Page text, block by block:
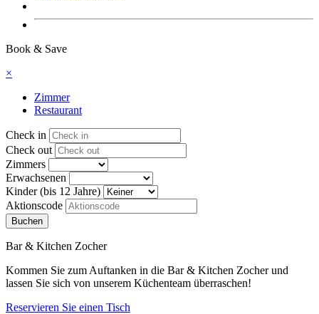
Book & Save
×
Zimmer
Restaurant
Check in
Check out
Zimmers
Erwachsenen
Kinder (bis 12 Jahre)
Aktionscode
Bar & Kitchen Zocher
Kommen Sie zum Auftanken in die Bar & Kitchen Zocher und
lassen Sie sich von unserem Küchenteam überraschen!
Reservieren Sie einen Tisch